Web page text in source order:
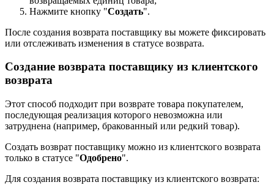
Нажмите кнопку "Создать".
После создания возврата поставщику вы можете фиксировать
или отслеживать изменения в статусе возврата.
Создание возврата поставщику из клиентского
возврата
Этот способ подходит при возврате товара покупателем,
последующая реализация которого невозможна или
затруднена (например, бракованный или редкий товар).
Создать возврат поставщику можно из клиентского возврата
только в статусе "Одобрено".
Для создания возврата поставщику из клиентского возврата: